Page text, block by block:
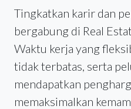
Tingkatkan karir dan
bergabung di Real
Waktu kerja yang
tidak terbatas, serta
mendapatkan
memaksimalkan